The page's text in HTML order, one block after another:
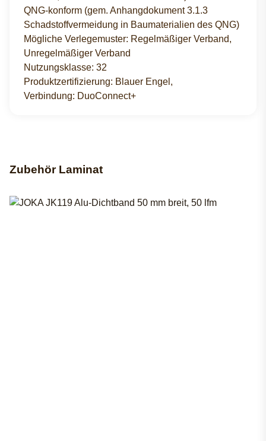
QNG-konform (gem. Anhangdokument 3.1.3
Schadstoffvermeidung in Baumaterialien des QNG)
Mögliche Verlegemuster: Regelmäßiger Verband,
Unregelmäßiger Verband
Nutzungsklasse: 32
Produktzertifizierung: Blauer Engel,
Verbindung: DuoConnect+
Zubehör Laminat